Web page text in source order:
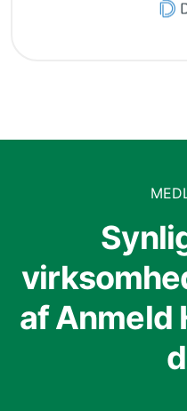
af Anmeld